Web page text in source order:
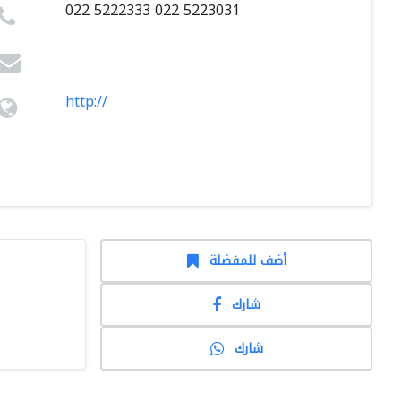
022 5222333 022 5223031
http://
أضف للمفضلة
شارك
شارك